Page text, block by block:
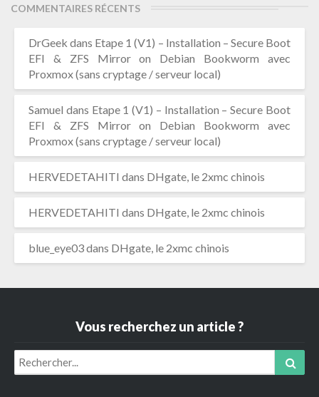
COMMENTAIRES RÉCENTS
DrGeek dans Etape 1 (V1) – Installation – Secure Boot
EFI & ZFS Mirror on Debian Bookworm avec
Proxmox (sans cryptage / serveur local)
Samuel dans Etape 1 (V1) – Installation – Secure Boot
EFI & ZFS Mirror on Debian Bookworm avec
Proxmox (sans cryptage / serveur local)
HERVEDETAHITI dans DHgate, le 2xmc chinois
HERVEDETAHITI dans DHgate, le 2xmc chinois
blue_eye03dans DHgate, le 2xmc chinois
Vous recherchez un article ?
Search
for: